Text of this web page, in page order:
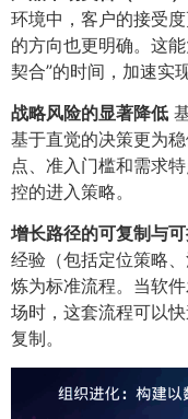
环境中，客户的接受
的方向也更明确。这
契合”的时间，加速实
战略风险的显著降低
基于直觉的决策更为
点、准入门槛和需求
控的进入策略。
增长路径的可复制与
经验（包括定位策略
炼为标准流程。当软
场时，这套流程可以
复制。